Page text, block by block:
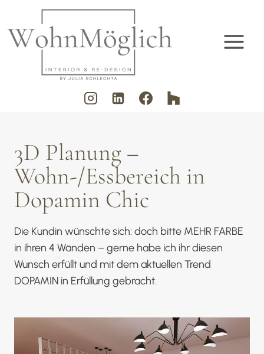
springen
3D Planung –
Wohn-/Essbereich in
Dopamin Chic
Die Kundin wünschte sich: doch bitte MEHR FARBE
in ihren 4 Wänden – gerne habe ich ihr diesen
Wunsch erfüllt und mit dem aktuellen Trend
DOPAMIN in Erfüllung gebracht.